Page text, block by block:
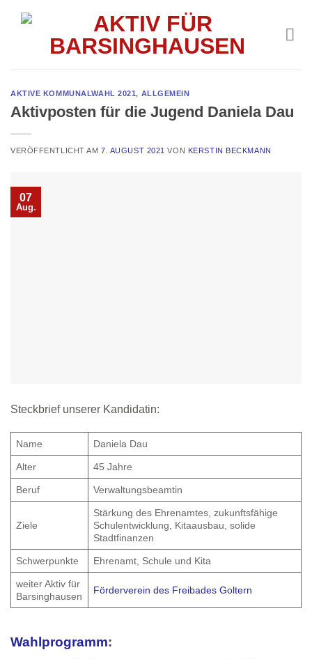
AKTIVE KOMMUNALWAHL 2021, ALLGEMEIN
Aktivposten für die Jugend Daniela Dau
VERÖFFENTLICHT AM7. AUGUST 2021 VON KERSTIN BECKMANN
07
Aug.
Steckbrief unserer Kandidatin:
Name Daniela Dau
Alter 45 Jahre
Beruf Verwaltungsbeamtin
Ziele
Stärkung des Ehrenamtes, zukunftsfähige
Schulentwicklung, Kitaausbau, solide
Stadtfinanzen
Schwerpunkte Ehrenamt, Schule und Kita
weiter Aktiv für
Barsinghausen
Förderverein des Freibades Goltern
Wahlprogramm: